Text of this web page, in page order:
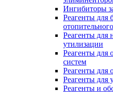
Ингибиторы
Реагенты для
Реагенты для
утилизации
Реагенты для
систем
Реагенты для
Реагенты для
Реагенты и